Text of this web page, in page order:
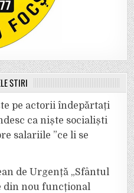
ȘTIRI
pe actorii îndepărtați
ca niște socialiști
salariile ”ce li se
de Urgență „Sfântul
din nou funcțional